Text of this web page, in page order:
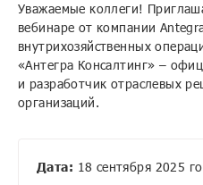
Уважаемые коллеги!
вебинаре от компании
внутрихозяйственных
«Антегра Консалтинг» –
и разработчик отраслевых
организаций.
Дата: 18 сентября 2025